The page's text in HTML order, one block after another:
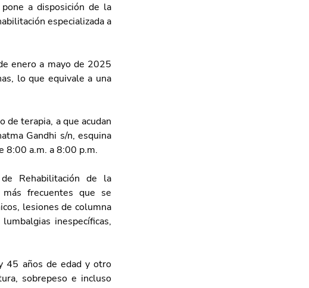
a disposición de la
especializada a
enero a mayo de 2025
lo que equivale a una
terapia, a que acudan
Gandhi s/n, esquina
8:00 a.m. a 8:00 p.m.
Rehabilitación de la
frecuentes que se
lesiones de columna
inespecíficas,
45 años de edad y otro
sobrepeso e incluso